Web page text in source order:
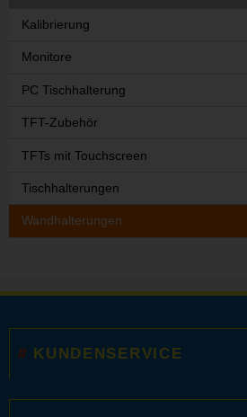
Kalibrierung
Monitore
PC Tischhalterung
TFT-Zubehör
TFTs mit Touchscreen
Tischhalterungen
Wandhalterungen
KUNDENSERVICE